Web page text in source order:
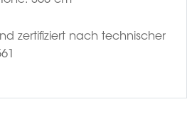
zertifiziert nach technischer